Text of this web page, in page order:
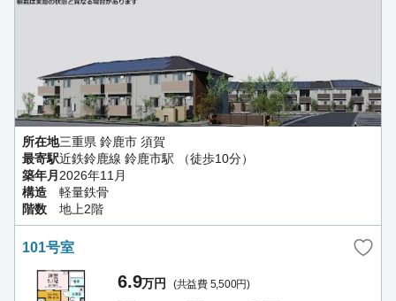
所在地三重県 鈴鹿市 須賀
最寄駅近鉄鈴鹿線 鈴鹿市駅 （徒歩10分）
築年月 2026年11月
構造
軽量鉄骨
階数
地上2階
101号室
6.9万円 (共益費 5,500円)